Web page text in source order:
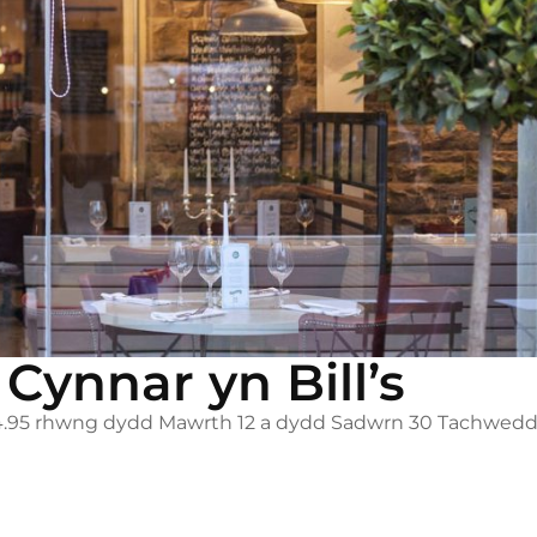
yn Bill’s
rhwng dydd Mawrth 12 a dydd Sadwrn 30